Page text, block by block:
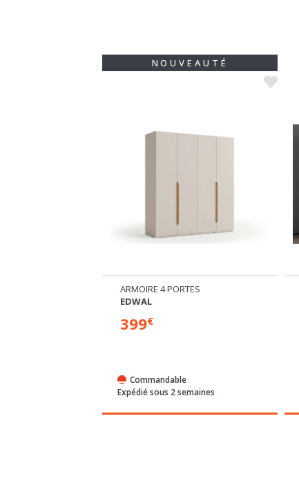
NOUVEAUTÉ
ARMOIRE 4 PORTES
EDWAL
399€
Commandable
Expédié sous 2 semaines